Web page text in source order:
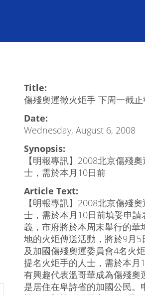
Title:
傷殘奧運徵火炬手 下周一截止
Date:
Wednesday, August 6, 2008
Synopsis:
【明報專訊】2008北京傷殘
士，需於本月10日前
Article Text:
【明報專訊】2008北京傷殘
士，需於本月10日前填妥申
義，市府將於本周末舉行的
地的火炬傳送活動，將於9月
及加國傷殘奧運委員會4名火
提名火炬手的人士，需於本月
有興趣代表溫哥華成為傷殘奧
是居住在卑詩省的加國公民